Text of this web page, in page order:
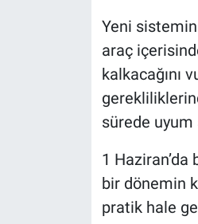
Yeni
araç
kalkacağını
sürede uyum
1
bir dönemin
pratik hale